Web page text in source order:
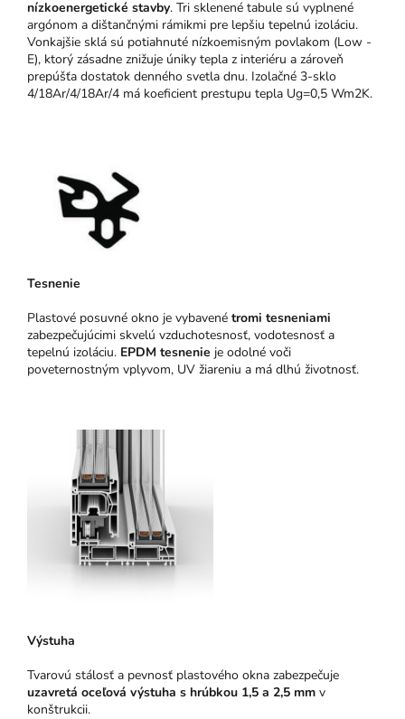
nízkoenergetické stavby. Tri sklenené tabule sú vyplnené
argónom a dištančnými rámikmi pre lepšiu tepelnú izoláciu.
Vonkajšie sklá sú potiahnuté nízkoemisným povlakom (Low -
E), ktorý zásadne znižuje úniky tepla z interiéru a zároveň
prepúšťa dostatok denného svetla dnu. Izolačné 3-sklo
4/18Ar/4/18Ar/4 má koeficient prestupu tepla Ug=0,5 Wm2K.
Tesnenie
Plastové posuvné okno je vybavené tromi tesneniami
zabezpečujúcimi skvelú vzduchotesnosť, vodotesnosť a
tepelnú izoláciu. EPDM tesnenie je odolné voči
poveternostným vplyvom, UV žiareniu a má dlhú životnosť.
Výstuha
Tvarovú stálosť a pevnosť plastového okna zabezpečuje
uzavretá oceľová výstuha s hrúbkou 1,5 a 2,5 mm v
konštrukcii.